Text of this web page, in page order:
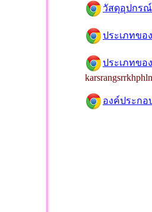
วัสดุอุปกร
ประเภทขอ
ประเภทขอ
องค์ประกอ